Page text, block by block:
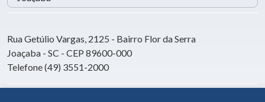
Rua Getúlio Vargas, 2125 - Bairro Flor da Serra
Joaçaba - SC - CEP 89600-000
Telefone (49) 3551-2000